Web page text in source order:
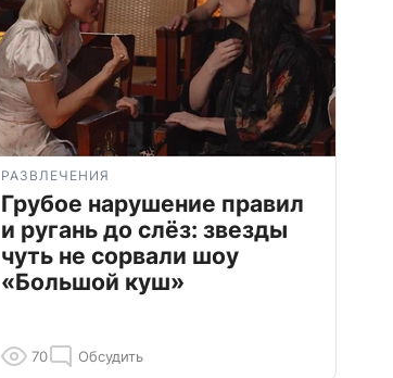
РАЗВЛЕЧЕНИЯ
Грубое нарушение правил
и ругань до слёз: звезды
чуть не сорвали шоу
«Большой куш»
70 Обсудить